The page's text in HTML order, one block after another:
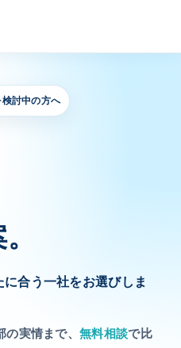
討中の方へ
合う一社をお選びしま
実情まで、 無料相談で比